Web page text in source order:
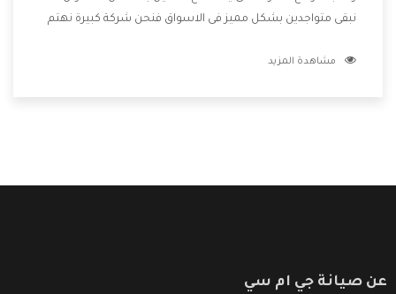
نبقى متواجدين بشكل مميز فى الاسواق فنحن شركة كبيرة نهتم
الشركة بها والتى تكون منها خدمة الصيانة التى تكون من أهم
مشاهدة المزيد
عن صيانة جي ام سي